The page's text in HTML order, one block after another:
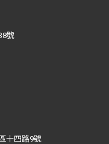
號
十四路9號